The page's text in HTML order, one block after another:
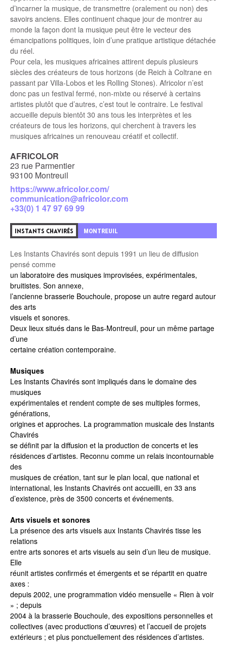
d’incarner la musique, de transmettre (oralement ou non) des
savoirs anciens. Elles continuent chaque jour de montrer au
monde la façon dont la musique peut être le vecteur des
émancipations politiques, loin d’une pratique artistique détachée
du réel.
Pour cela, les musiques africaines attirent depuis plusieurs
siècles des créateurs de tous horizons (de Reich à Coltrane en
passant par Villa-Lobos et les Rolling Stones). Africolor n’est
donc pas un festival fermé, non-mixte ou réservé à certains
artistes plutôt que d’autres, c’est tout le contraire. Le festival
accueille depuis bientôt 30 ans tous les interprètes et les
créateurs de tous les horizons, qui cherchent à travers les
musiques africaines un renouveau créatif et collectif.
AFRICOLOR
23 rue Parmentier
93100 Montreuil
https://www.africolor.com/
communication@africolor.com
+33(0) 1 47 97 69 99
INSTANTS CHAVIRÉS MONTREUIL
Les Instants Chavirés sont depuis 1991 un lieu de diffusion
pensé comme
un laboratoire des musiques improvisées, expérimentales,
bruitistes. Son annexe,
l’ancienne brasserie Bouchoule, propose un autre regard autour
des arts
visuels et sonores.
Deux lieux situés dans le Bas-Montreuil, pour un même partage
d’une
certaine création contemporaine.
Musiques
Les Instants Chavirés sont impliqués dans le domaine des
musiques
expérimentales et rendent compte de ses multiples formes,
générations,
origines et approches. La programmation musicale des Instants
Chavirés
se définit par la diffusion et la production de concerts et les
résidences d’artistes. Reconnu comme un relais incontournable
des
musiques de création, tant sur le plan local, que national et
international, les Instants Chavirés ont accueilli, en 33 ans
d’existence, près de 3500 concerts et événements.
Arts visuels et sonores
La présence des arts visuels aux Instants Chavirés tisse les
relations
entre arts sonores et arts visuels au sein d’un lieu de musique.
Elle
réunit artistes confirmés et émergents et se répartit en quatre
axes :
depuis 2002, une programmation vidéo mensuelle « Rien à voir
» ; depuis
2004 à la brasserie Bouchoule, des expositions personnelles et
collectives (avec productions d’œuvres) et l’accueil de projets
extérieurs ; et plus ponctuellement des résidences d’artistes.